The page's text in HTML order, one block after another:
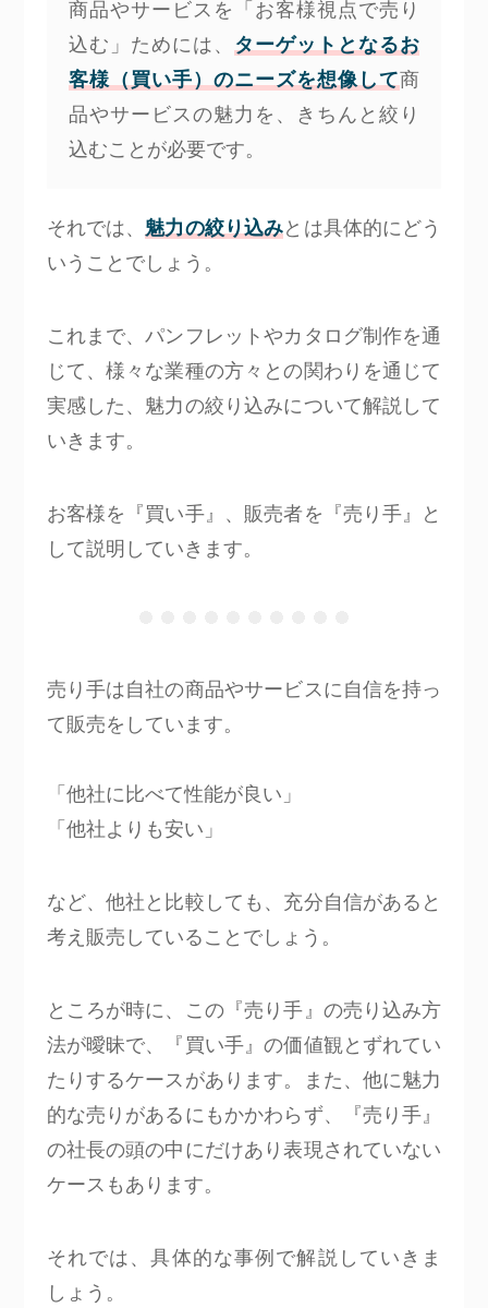
商品やサービスを「お客様視点で売り
込む」ためには、 ターゲットとなるお
客様（買い手）のニーズを想像して商
品やサービスの魅力を、きちんと絞り
込むことが必要です。
それでは、魅力の絞り込みとは具体的にどう
いうことでしょう。
これまで、パンフレットやカタログ制作を通
じて、様々な業種の方々との関わりを通じて
実感した、魅力の絞り込みについて解説して
いきます。
お客様を『買い手』、販売者を『売り手』と
して説明していきます。
売り手は自社の商品やサービスに自信を持っ
て販売をしています。
「他社に比べて性能が良い」
「他社よりも安い」
など、他社と比較しても、充分自信があると
考え販売していることでしょう。
ところが時に、この『売り手』の売り込み方
法が曖昧で、『買い手』の価値観とずれてい
たりするケースがあります。また、他に魅力
的な売りがあるにもかかわらず、『売り手』
の社長の頭の中にだけあり表現されていない
ケースもあります。
それでは、具体的な事例で解説していきま
しょう。